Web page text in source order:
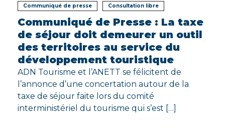
Communiqué de presse Consultation libre
Communiqué de Presse : La taxe
de séjour doit demeurer un outil
des territoires au service du
développement touristique
ADN Tourisme et l’ANETT se félicitent de
l’annonce d’une concertation autour de la
taxe de séjour faite lors du comité
interministériel du tourisme qui s’est […]